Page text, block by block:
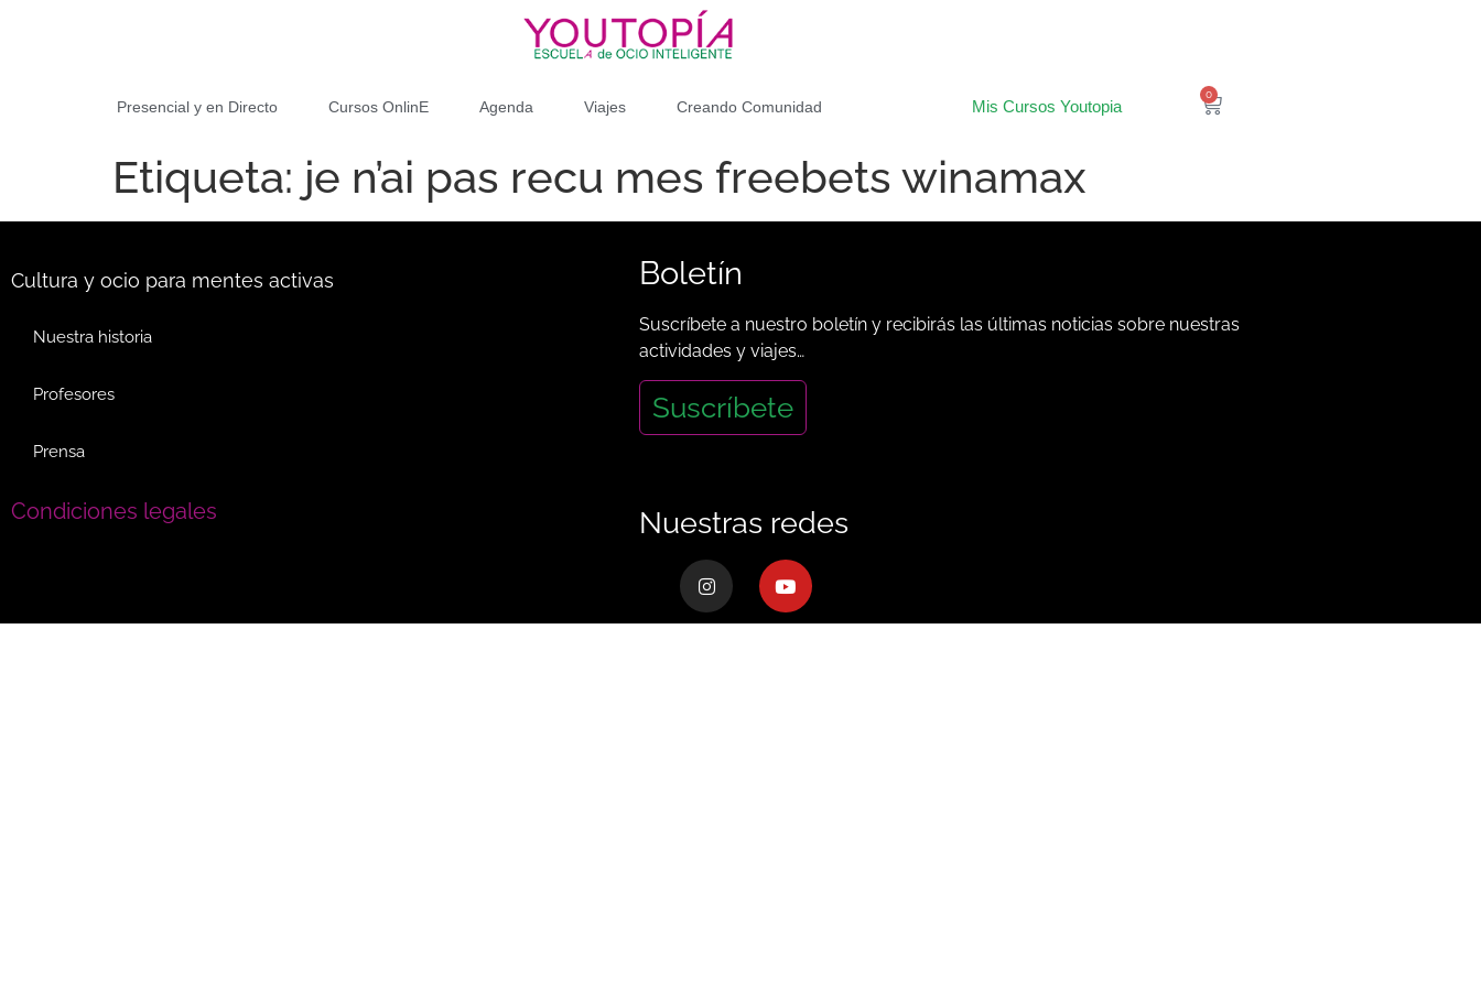
Presencial y en Directo Cursos OnlinE Agenda Viajes Creando Comunidad Mis Cursos Youtopia
0
Etiqueta: je n’ai pas recu mes freebets winamax
Cultura y ocio para mentes activas
Nuestra historia
Profesores
Prensa
Condiciones legales
Boletín
Suscríbete a nuestro boletín y recibirás las últimas noticias sobre nuestras
actividades y viajes…
Suscríbete
Nuestras redes